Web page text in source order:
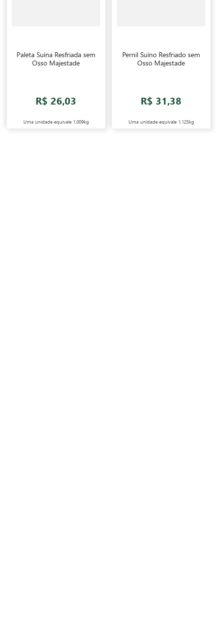
Paleta Suína Resfriada sem
Osso Majestade
R$ 26,03
Uma unidade equivale 1,009kg
Pernil Suíno Resfriado sem
Osso Majestade
R$ 31,38
Uma unidade equivale 1,125kg